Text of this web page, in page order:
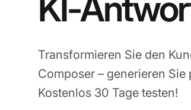
Transformieren Sie den
Composer – generieren
Kostenlos 30 Tage testen!